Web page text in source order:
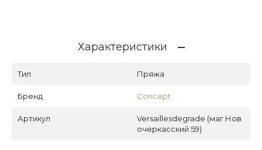
Характеристики
Тип Пряжа
Бренд Concept
Артикул
Versaillesdegrade (маг.Нов
очеркасский 59)